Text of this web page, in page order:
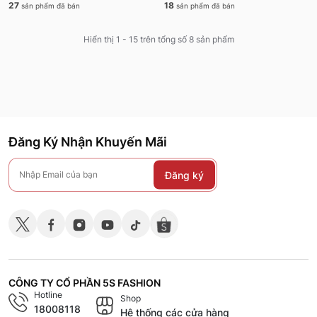
27 sản phẩm đã bán 18 sản phẩm đã bán
Hiển thị 1 - 15 trên tổng số 8 sản phẩm
Đăng Ký Nhận Khuyến Mãi
Đăng ký
CÔNG TY CỔ PHẦN 5S FASHION
Hotline
18008118
Shop
Hệ thống các cửa hàng